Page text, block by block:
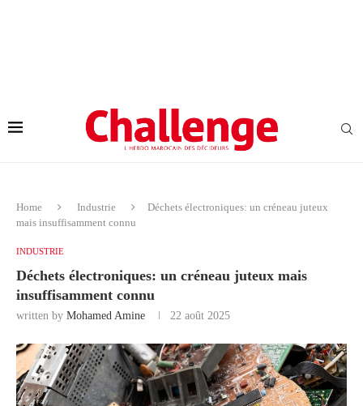
Home Industrie
Déchets électroniques: un créneau juteux
mais insuffisamment connu
INDUSTRIE
Déchets électroniques: un créneau juteux mais
insuffisamment connu
written by Mohamed Amine 22 août 2025